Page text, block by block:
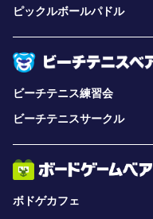
ピックルボールパドル
ビーチテニス練習会
ビーチテニスサークル
ボドゲカフェ